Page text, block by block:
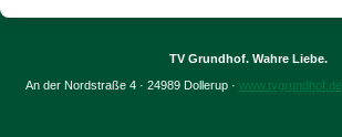
TV Grundhof. Wahre Liebe.
An der Nordstraße 4 · 24989 Dollerup · www.tvgrundhof.de